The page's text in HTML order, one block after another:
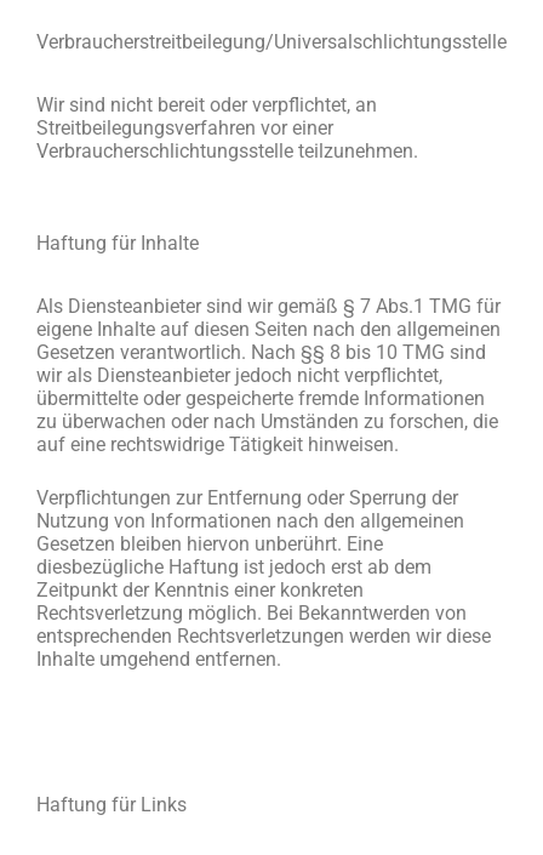
Verbraucherstreitbeilegung/Universalschlichtungsstelle
Wir sind nicht bereit oder verpflichtet, an
Streitbeilegungsverfahren vor einer
Verbraucherschlichtungsstelle teilzunehmen.
Haftung für Inhalte
Als Diensteanbieter sind wir gemäß § 7 Abs.1 TMG für
eigene Inhalte auf diesen Seiten nach den allgemeinen
Gesetzen verantwortlich. Nach §§ 8 bis 10 TMG sind
wir als Diensteanbieter jedoch nicht verpflichtet,
übermittelte oder gespeicherte fremde Informationen
zu überwachen oder nach Umständen zu forschen, die
auf eine rechtswidrige Tätigkeit hinweisen.
Verpflichtungen zur Entfernung oder Sperrung der
Nutzung von Informationen nach den allgemeinen
Gesetzen bleiben hiervon unberührt. Eine
diesbezügliche Haftung ist jedoch erst ab dem
Zeitpunkt der Kenntnis einer konkreten
Rechtsverletzung möglich. Bei Bekanntwerden von
entsprechenden Rechtsverletzungen werden wir diese
Inhalte umgehend entfernen.
Haftung für Links